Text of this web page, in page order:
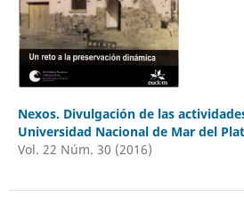
Nexos. Divulgación de las
Universidad Nacional de Mar del
Vol. 22 Núm. 30 (2016)